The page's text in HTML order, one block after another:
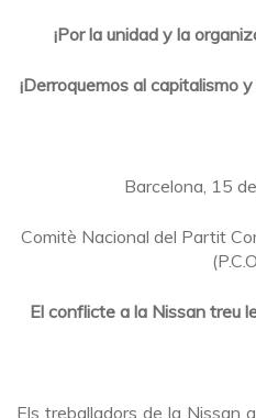
¡Por la unidad y la
¡Derroquemos al capitalismo
Barcelona, 15
Comitè Nacional del Partit
El conflicte a la Nissan treu
Els treballadors de la Nissan